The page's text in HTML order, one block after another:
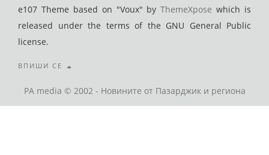
e107 Theme based on "Voux" byThemeXpose which is
released under the terms of the GNU General Public
license.
ВПИШИ СЕ
PA media © 2002 - Новините от Пазарджик и региона